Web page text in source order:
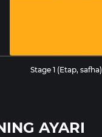
Stage 1 (Etap, safha)
AYARI